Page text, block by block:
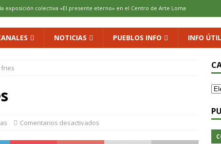
exposición colectiva «El presente eterno» en el Centro de Arte Loma
escenario de Aliaguilla COMARCA
al vino: la vendimia más temprana de la historia ya es una realidad
a rodar con ilusión renovada DEPORTE
NOTICIAS PUEBLOS INFO INFO ÚTIL
fries
Comentarios desactivados